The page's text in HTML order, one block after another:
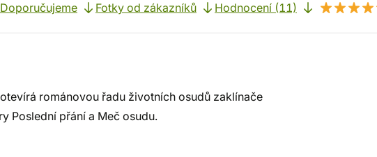
Doporučujeme Fotky od zákazníků Hodnocení (11)
románovou řadu životních osudů zaklínače
Poslední přání a Meč osudu.